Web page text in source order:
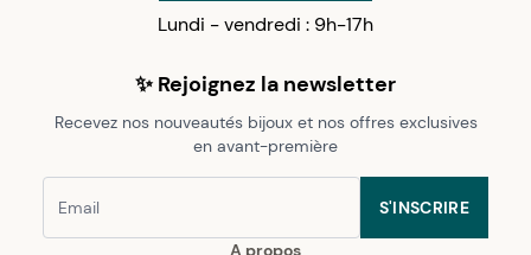
A propos
Lundi - vendredi : 9h-17h
✨ Rejoignez la newsletter
Recevez nos nouveautés bijoux et nos offres exclusives
en avant-première
S'INSCRIRE